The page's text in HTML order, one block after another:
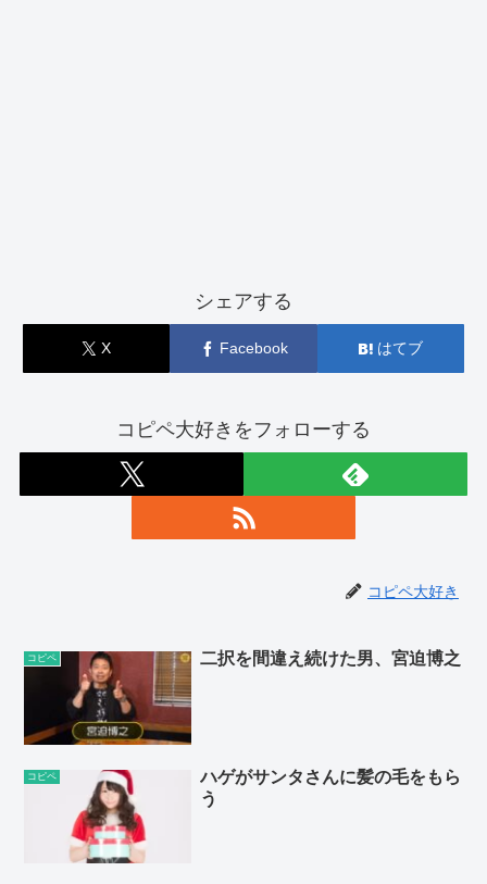
シェアする
X Facebook はてブ
コピペ大好きをフォローする
コピペ大好き
コピペ 二択を間違え続けた男、宮迫博之
コピペ
ハゲがサンタさんに髪の毛をもら
う